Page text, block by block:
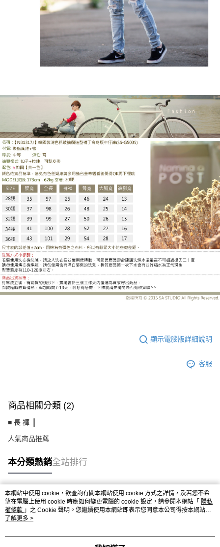
顯示電腦版詳細說明
客服
商品相關分類 (2)
■ 長 褲 ║
人氣商品推薦
本分類熱銷全站排行
熱門標籤
本網站中使用 cookie，欲查詢有關本網站使用 cookie 方式之詳情，及若您不希
望在電腦上使用 cookie 時應如何變更電腦的 cookie 設定，請參閱本網站「 隱私
權條款 」之 Cookie 聲明。您繼續使用本網站即表示您同意本公司得按本網站使
用條款之 Cookie 聲明使用 cookie。
了解更多 >